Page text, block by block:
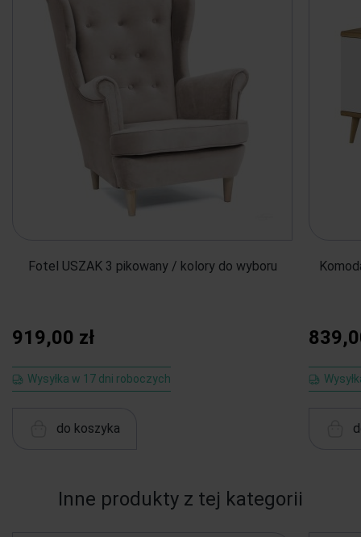
Fotel USZAK 3 pikowany / kolory do wyboru
919,00 zł
Wysyłka w 17 dni roboczych
do koszyka
Inne produkty z tej kategorii